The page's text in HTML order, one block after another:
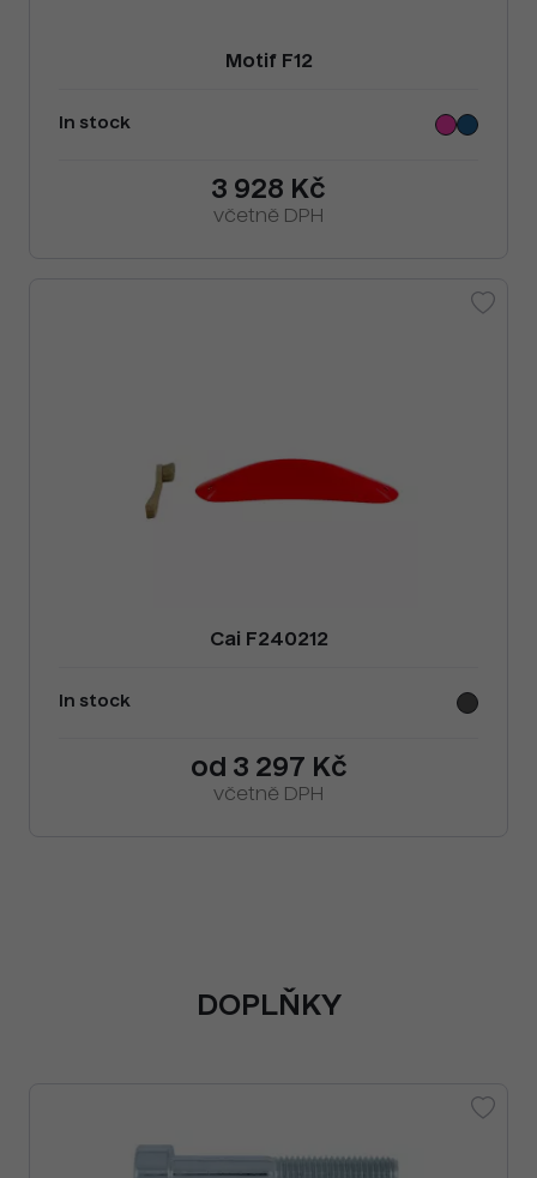
Motif F12
In stock
3 928 Kč
včetně DPH
Cai F240212
In stock
od 3 297 Kč
včetně DPH
DOPLŇKY